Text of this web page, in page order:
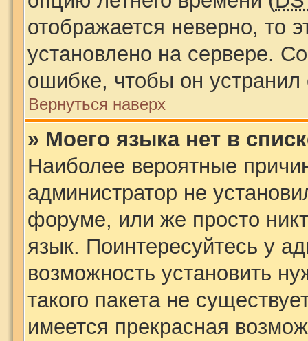
отображается неверно, то
установлено на сервере.
ошибке, чтобы он устранил
Вернуться наверх
» Моего языка нет в
Наиболее вероятные
администратор не
форуме, или же просто
язык. Поинтересуйтесь у
возможность установить
такого пакета не
имеется прекрасная